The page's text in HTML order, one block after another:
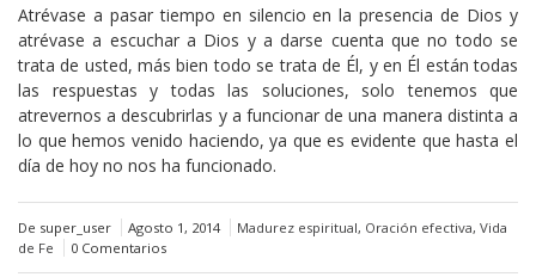
Atrévase a pasar tiempo en silencio en la presencia de Dios y
atrévase a escuchar a Dios y a darse cuenta que no todo se
trata de usted, más bien todo se trata de Él, y en Él están todas
las respuestas y todas las soluciones, solo tenemos que
atrevernos a descubrirlas y a funcionar de una manera distinta a
lo que hemos venido haciendo, ya que es evidente que hasta el
día de hoy no nos ha funcionado.
De super_user Agosto 1, 2014 Madurez espiritual, Oración efectiva, Vida
de Fe
0 Comentarios